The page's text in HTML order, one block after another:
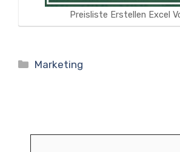
Preisliste Erstellen Excel
Kategorien
Marketing